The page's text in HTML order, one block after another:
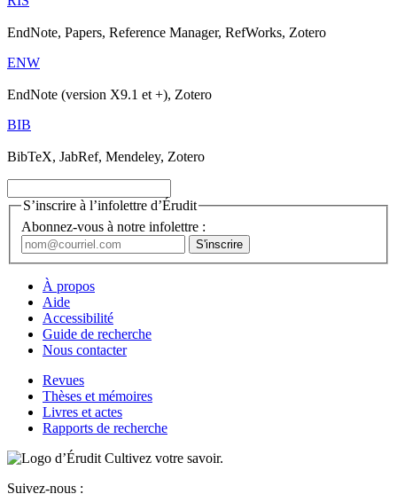
EndNote, Papers, Reference Manager, RefWorks, Zotero
ENW
EndNote (version X9.1 et +), Zotero
BIB
BibTeX, JabRef, Mendeley, Zotero
S’inscrire à l’infolettre d’Érudit
Abonnez-vous à notre infolettre :
À propos
Aide
Accessibilité
Guide de recherche
Nous contacter
Revues
Thèses et mémoires
Livres et actes
Rapports de recherche
Cultivez votre savoir.
Suivez-nous :